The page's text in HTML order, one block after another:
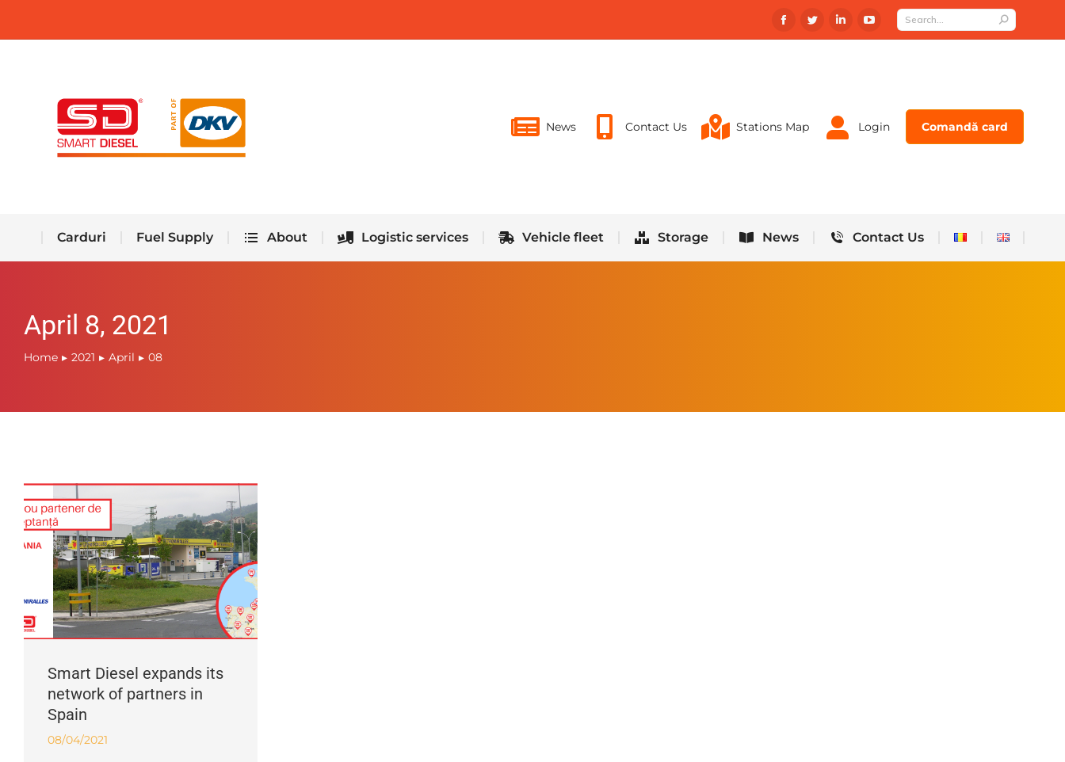
News Contact Us Stations Map Login Comandă card
Carduri Fuel Supply About Logistic services Vehicle fleet Storage News Contact Us
April 8, 2021
You are here:
Home 2021 April 08
Smart Diesel expands its
network of partners in
Spain
08/04/2021
News Contact Us